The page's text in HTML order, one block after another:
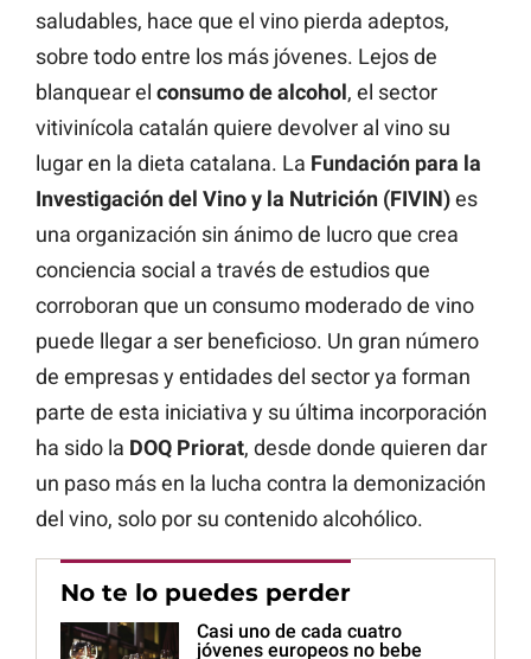
saludables, hace que el vino pierda adeptos,
sobre todo entre los más jóvenes. Lejos de
blanquear el consumo de alcohol, el sector
vitivinícola catalán quiere devolver al vino su
lugar en la dieta catalana. La Fundación para la
Investigación del Vino y la Nutrición (FIVIN)es
una organización sin ánimo de lucro que crea
conciencia social a través de estudios que
corroboran que un consumo moderado de vino
puede llegar a ser beneficioso. Un gran número
de empresas y entidades del sector ya forman
parte de esta iniciativa y su última incorporación
ha sido la DOQ Priorat, desde donde quieren dar
un paso más en la lucha contra la demonización
del vino, solo por su contenido alcohólico.
No te lo puedes perder
Casi uno de cada cuatro
jóvenes europeos no bebe